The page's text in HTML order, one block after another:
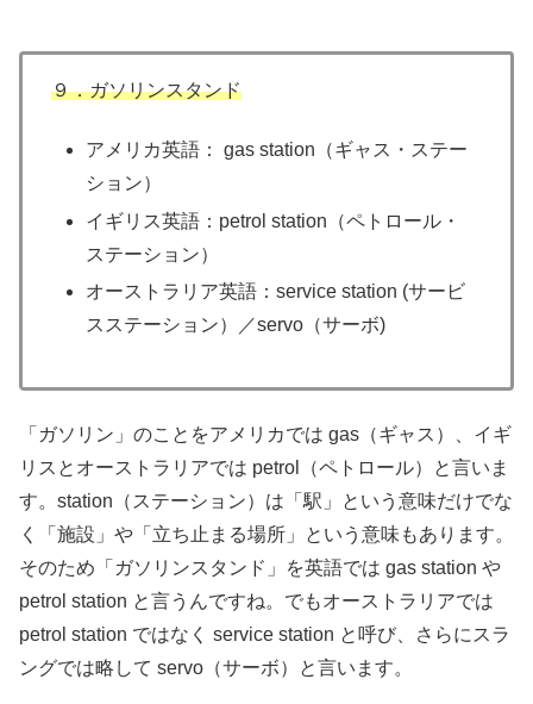
９．ガソリンスタンド
アメリカ英語： gas station（ギャス・ステー
ション）
イギリス英語：petrol station（ペトロール・
ステーション）
オーストラリア英語：service station (サービ
スステーション）／servo（サーボ)
「ガソリン」のことをアメリカでは gas（ギャス）、イギ
リスとオーストラリアでは petrol（ペトロール）と言いま
す。station（ステーション）は「駅」という意味だけでな
く「施設」や「立ち止まる場所」という意味もあります。
そのため「ガソリンスタンド」を英語では gas station や
petrol station と言うんですね。でもオーストラリアでは
petrol station ではなく service station と呼び、さらにスラ
ングでは略して servo（サーボ）と言います。